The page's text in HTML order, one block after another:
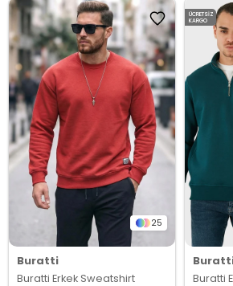
25
Buratti
Buratti Erkek Sweatshirt Buratti
ÜCRETSIZ
KARGO